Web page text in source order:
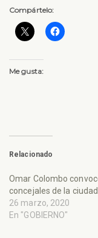
Compártelo:
Me gusta:
Relacionado
Omar Colombo
concejales de la ciudad
26 marzo, 2020
En "GOBIERNO"